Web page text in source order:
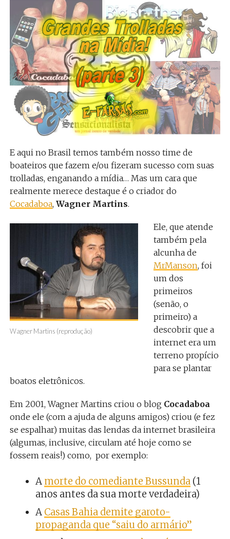
E aqui no Brasil temos também nosso time de
boateiros que fazem e/ou fizeram sucesso com suas
trolladas, enganando a mídia… Mas um cara que
realmente merece destaque é o criador do
Cocadaboa, Wagner Martins.
Wagner Martins (reprodução)
Ele, que atende
também pela
alcunha de
MrManson, foi
um dos
primeiros
(senão, o
primeiro) a
descobrir que a
internet era um
terreno propício
para se plantar
boatos eletrônicos.
Em 2001, Wagner Martins criou o blog Cocadaboa
onde ele (com a ajuda de alguns amigos) criou (e fez
se espalhar) muitas das lendas da internet brasileira
(algumas, inclusive, circulam até hoje como se
fossem reais!) como, por exemplo:
A morte do comediante Bussunda(1
anos antes da sua morte verdadeira)
A Casas Bahia demite garoto-
propaganda que “saiu do armário”